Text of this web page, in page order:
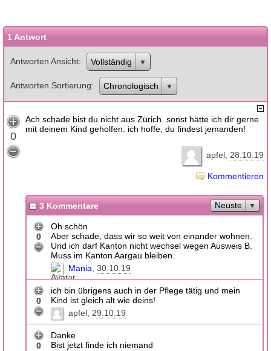
1 Antwort
Antworten Ansicht Vollständig
Antworten Sortierung Chronologisch
0
Ach schade bist du nicht aus Zürich. sonst hätte ich dir gerne
mit deinem Kind geholfen. ich hoffe, du findest jemanden!
apfel 28.10.19
Kommentieren
3 Kommentare Neuste
0
Oh schön
Aber schade, dass wir so weit von einander wohnen.
Und ich darf Kanton nicht wechsel wegen Ausweis B.
Muss im Kanton Aargau bleiben.
Mania 30.10.19
0
ich bin übrigens auch in der Pflege tätig und mein
Kind ist gleich alt wie deins!
apfel 29.10.19
0
Danke
Bist jetzt finde ich niemand